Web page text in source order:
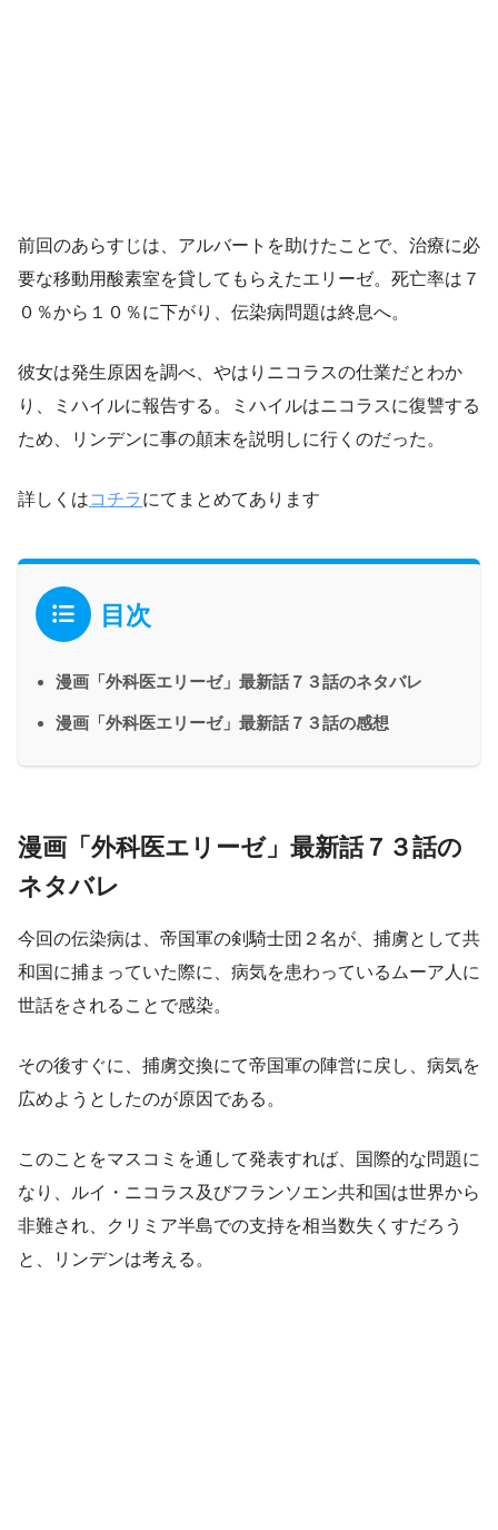
前回のあらすじは、アルバートを助けたことで、治療に必
要な移動用酸素室を貸してもらえたエリーゼ。死亡率は７
０％から１０％に下がり、伝染病問題は終息へ。
彼女は発生原因を調べ、やはりニコラスの仕業だとわか
り、ミハイルに報告する。ミハイルはニコラスに復讐する
ため、リンデンに事の顛末を説明しに行くのだった。
詳しくはコチラにてまとめてあります
目次
漫画「外科医エリーゼ」最新話７３話のネタバレ
漫画「外科医エリーゼ」最新話７３話の感想
漫画「外科医エリーゼ」最新話７３話の
ネタバレ
今回の伝染病は、帝国軍の剣騎士団２名が、捕虜として共
和国に捕まっていた際に、病気を患わっているムーア人に
世話をされることで感染。
その後すぐに、捕虜交換にて帝国軍の陣営に戻し、病気を
広めようとしたのが原因である。
このことをマスコミを通して発表すれば、国際的な問題に
なり、ルイ・ニコラス及びフランソエン共和国は世界から
非難され、クリミア半島での支持を相当数失くすだろう
と、リンデンは考える。